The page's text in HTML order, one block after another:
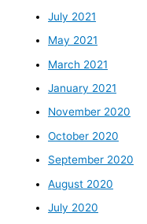
July 2021
May 2021
March 2021
January 2021
November 2020
October 2020
September 2020
August 2020
July 2020